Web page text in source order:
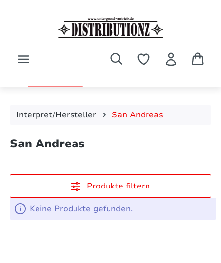
Interpret/Hersteller San Andreas
San Andreas
Produkte filtern
Keine Produkte gefunden.